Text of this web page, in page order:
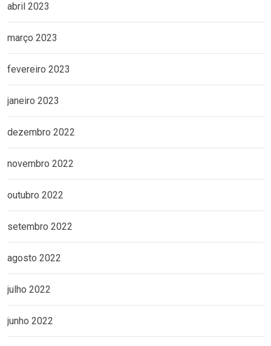
abril 2023
março 2023
fevereiro 2023
janeiro 2023
dezembro 2022
novembro 2022
outubro 2022
setembro 2022
agosto 2022
julho 2022
junho 2022